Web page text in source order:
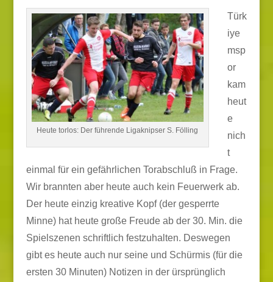
Heute torlos: Der führende Ligaknipser S. Fölling
Türk
iye
msp
or
kam
heut
e
nich
t
einmal für ein gefährlichen Torabschluß in Frage.
Wir brannten aber heute auch kein Feuerwerk ab.
Der heute einzig kreative Kopf (der gesperrte
Minne) hat heute große Freude ab der 30. Min. die
Spielszenen schriftlich festzuhalten. Deswegen
gibt es heute auch nur seine und Schürmis (für die
ersten 30 Minuten) Notizen in der ürsprünglich